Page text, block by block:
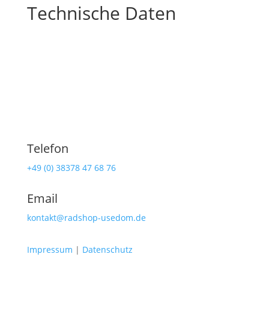
Technische Daten
Telefon
+49 (0) 38378 47 68 76
Email
kontakt@radshop-usedom.de
Impressum | Datenschutz